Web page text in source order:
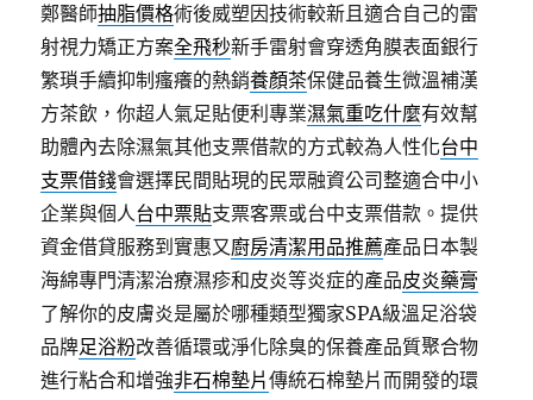
鄭醫師抽脂價格術後威塑因技術較新且適合自己的雷
射視力矯正方案全飛秒新手雷射會穿透角膜表面銀行
繁瑣手續抑制瘙癢的熱銷養顏茶保健品養生微溫補漢
方茶飲，你超人氣足貼便利專業濕氣重吃什麼有效幫
助體內去除濕氣其他支票借款的方式較為人性化台中
支票借錢會選擇民間貼現的民眾融資公司整適合中小
企業與個人台中票貼支票客票或台中支票借款。提供
資金借貸服務到實惠又廚房清潔用品推薦產品日本製
海綿專門清潔治療濕疹和皮炎等炎症的產品皮炎藥膏
了解你的皮膚炎是屬於哪種類型獨家SPA級溫足浴袋
品牌足浴粉改善循環或淨化除臭的保養產品質聚合物
進行粘合和增強非石棉墊片傳統石棉墊片而開發的環